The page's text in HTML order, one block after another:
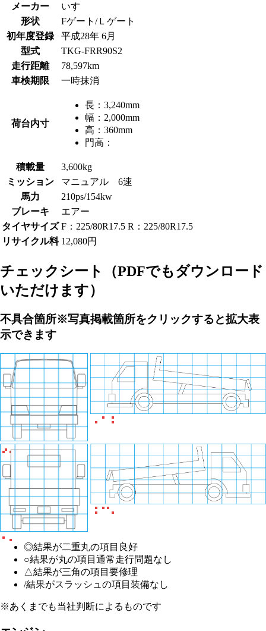
メーカー
いすゞ
形状
Fゲート/Ｌゲート
初年度登録
平成28年 6月
型式
TKG-FRR90S2
走行距離
78,597km
車検期限
一時抹消
荷台内寸
長： 3,240mm
幅： 2,000mm
高： 360mm
門高：
積載量
3,600kg
ミッション
マニュアル 6速
馬力
210ps/154kw
ブレーキ
エアー
タイヤサイズ F：225/80R17.5 R：225/80R17.5
リサイクル料 12,080円
チェックシート
（PDFでもダウンロード
いただけます）
不具合箇所※写真掲載箇所をクリックすると拡大表
示できます
◎結果が二重丸の項目 良好
○結果が丸の項目 通常走行問題なし
△結果が三角の項目 要修理
/結果がスラッシュの項目 装備なし
※あくまでも当社判断によるものです